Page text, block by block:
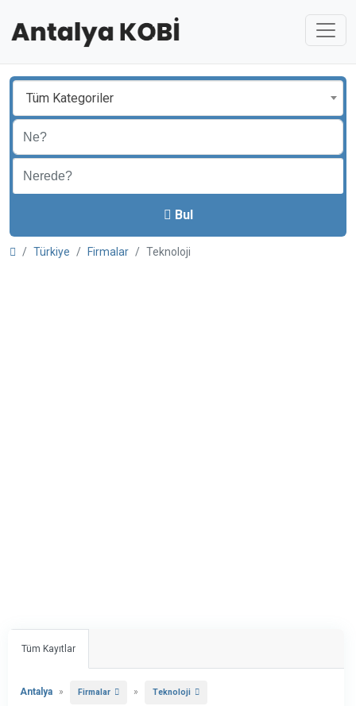
Tüm Kategoriler
Bul
Türkiye Firmalar Teknoloji
Tüm Kayıtlar
Antalya » Firmalar » Teknoloji